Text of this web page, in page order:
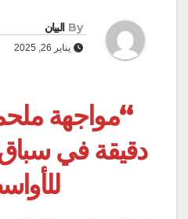
By البيان
يناير 26, 2025
“مواجهة
دقيقة في